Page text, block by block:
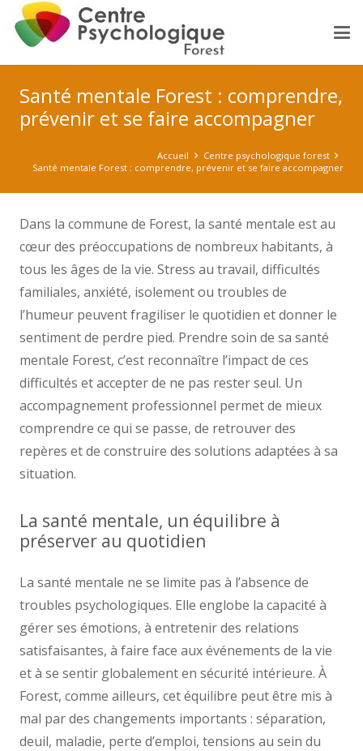
Santé mentale Forest : comprendre,
prévenir et se faire accompagner
Accueil
Centre psychologique forest
Santé mentale Forest : comprendre, prévenir et se faire accompagner
Dans la commune de Forest, la santé mentale est au
cœur des préoccupations de nombreux habitants, à
tous les âges de la vie. Stress au travail, difficultés
familiales, anxiété, isolement ou troubles de
l’humeur peuvent fragiliser le quotidien et donner le
sentiment de perdre pied. Prendre soin de sa santé
mentale Forest, c’est reconnaître l’impact de ces
difficultés et accepter de ne pas rester seul. Un
accompagnement professionnel permet de mieux
comprendre ce qui se passe, de retrouver des
repères et de construire des solutions adaptées à sa
situation.
La santé mentale, un équilibre à
préserver au quotidien
La santé mentale ne se limite pas à l’absence de
troubles psychologiques. Elle englobe la capacité à
gérer ses émotions, à entretenir des relations
satisfaisantes, à faire face aux événements de la vie
et à se sentir globalement en sécurité intérieure. À
Forest, comme ailleurs, cet équilibre peut être mis à
mal par des changements importants : séparation,
deuil, maladie, perte d’emploi, tensions au sein du